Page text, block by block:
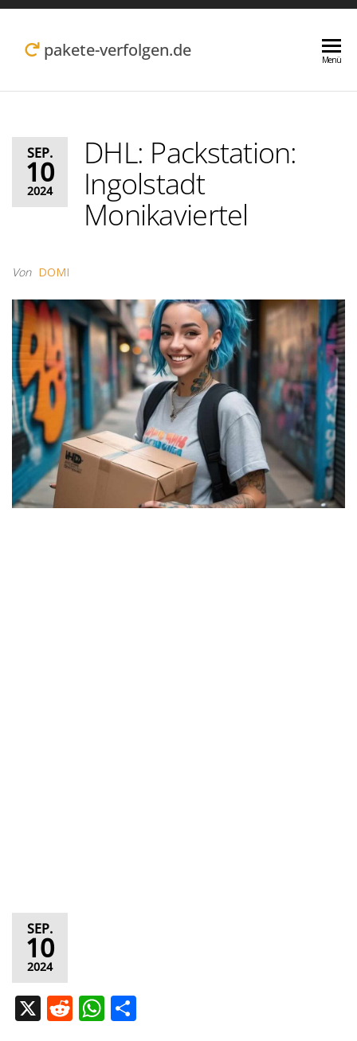
Zum
Inhalt pakete-verfolgen.de Menü
SEP.
10
2024
DHL: Packstation:
Ingolstadt
Monikaviertel
Von DOMI
SEP.
10
2024
X R W